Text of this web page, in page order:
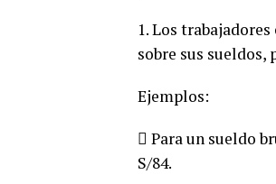
1. Los
sobre sus
Ejemplos:
 Para un sueldo
S/84.